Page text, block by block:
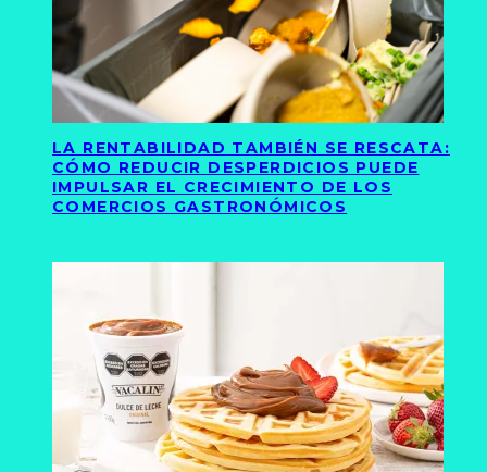
LA RENTABILIDAD TAMBIÉN SE RESCATA:
CÓMO REDUCIR DESPERDICIOS PUEDE
IMPULSAR EL CRECIMIENTO DE LOS
COMERCIOS GASTRONÓMICOS